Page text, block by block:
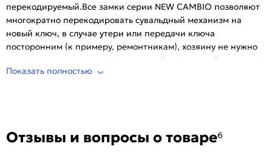
Количество ригелей, шт:
Задвижка:
Межосевое расстояние:
New Cambio
Тип:
Количество шт. в упаковке:
перекодируемый.Все замки серии NEW CAMBIO позволяют
многократно перекодировать сувальдный механизм на
новый ключ, в случае утери или передачи ключа
посторонним (к примеру, ремонтникам), хозяину не нужно
менять весь замок, достаточно приобрести новый комплект
ключей и самостоятельно перекодировать замок.
Показать полностью
Отзывы и вопросы о товаре6